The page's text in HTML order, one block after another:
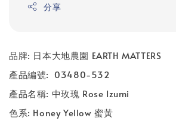
分享
品牌: 日本大地農園 EARTH MATTERS
產品編號: 03480-532
產品名稱: 中玫瑰 Rose Izumi
色系: Honey Yellow 蜜黃